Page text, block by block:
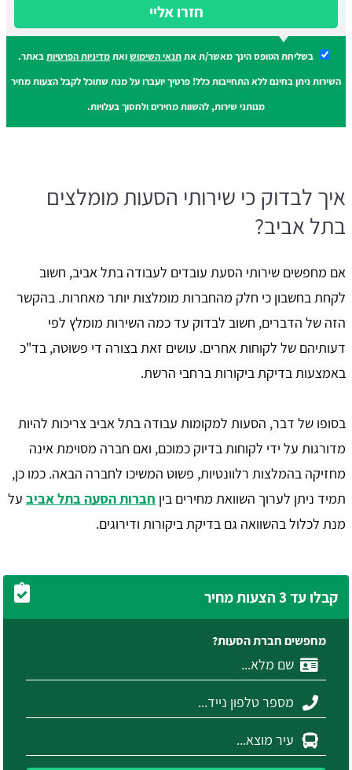
חזרו אליי
בשליחת הטופס הינך מאשר/ת אתתנאי השימושואתמדיניות הפרטיותבאתר.
השירות ניתן בחינם ללא התחייבות כלל! פרטיך יועברו על מנת שתוכל לקבל הצעות מחיר
מנותני שירות, להשוות מחירים ולחסוך בעלויות.
איך לבדוק כי שירותי הסעות מומלצים
בתל אביב?
אם מחפשים שירותי הסעת עובדים לעבודה בתל אביב, חשוב
לקחת בחשבון כי חלק מהחברות מומלצות יותר מאחרות. בהקשר
הזה של הדברים, חשוב לבדוק עד כמה השירות מומלץ לפי
דעותיהם של לקוחות אחרים. עושים זאת בצורה די פשוטה, בד"כ
באמצעות בדיקת ביקורות ברחבי הרשת.
בסופו של דבר, הסעות למקומות עבודה בתל אביב צריכות להיות
מדורגות על ידי לקוחות בדיוק כמוכם, ואם חברה מסוימת אינה
מחזיקה בהמלצות רלוונטיות, פשוט המשיכו לחברה הבאה. כמו כן,
תמיד ניתן לערוך השוואת מחירים בין חברות הסעה בתל אביב על
מנת לכלול בהשוואה גם בדיקת ביקורות ודירוגים.
קבלו עד 3 הצעות מחיר
מחפשים חברת הסעות?